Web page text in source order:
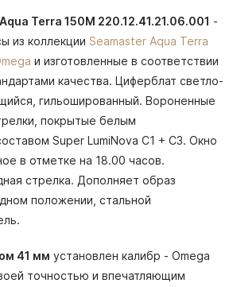
Terra 150M 220.12.41.21.06.001 -
из коллекции Seamaster Aqua Terra
и изготовленные в соответствии
качества. Циферблат светло-
гильошированный. Вороненные
покрытые белым
Super LumiNova С1 + С3. Окно
в отметке на 18.00 часов.
стрелка. Дополняет образ
положении, стальной
41 мм установлен калибр - Omega
точностью и впечатляющим